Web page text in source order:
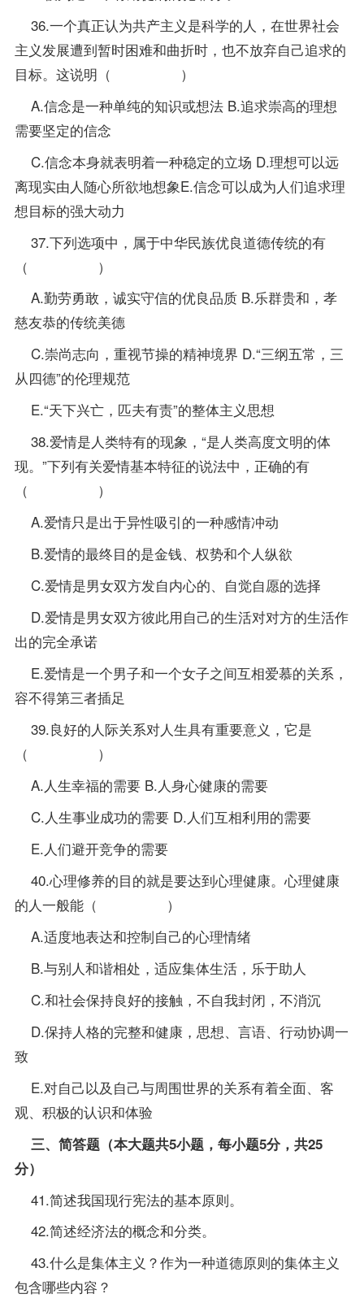
36.一个真正认为共产主义是科学的人，在世界社会
主义发展遭到暂时困难和曲折时，也不放弃自己追求的
目标。这说明（ ）
A.信念是一种单纯的知识或想法 B.追求崇高的理想
需要坚定的信念
C.信念本身就表明着一种稳定的立场 D.理想可以远
离现实由人随心所欲地想象E.信念可以成为人们追求理
想目标的强大动力
37.下列选项中，属于中华民族优良道德传统的有
（ ）
A.勤劳勇敢，诚实守信的优良品质 B.乐群贵和，孝
慈友恭的传统美德
C.崇尚志向，重视节操的精神境界 D.“三纲五常，三
从四德”的伦理规范
E.“天下兴亡，匹夫有责”的整体主义思想
38.爱情是人类特有的现象，“是人类高度文明的体
现。”下列有关爱情基本特征的说法中，正确的有
（ ）
A.爱情只是出于异性吸引的一种感情冲动
B.爱情的最终目的是金钱、权势和个人纵欲
C.爱情是男女双方发自内心的、自觉自愿的选择
D.爱情是男女双方彼此用自己的生活对对方的生活作
出的完全承诺
E.爱情是一个男子和一个女子之间互相爱慕的关系，
容不得第三者插足
39.良好的人际关系对人生具有重要意义，它是
（ ）
A.人生幸福的需要 B.人身心健康的需要
C.人生事业成功的需要 D.人们互相利用的需要
E.人们避开竞争的需要
40.心理修养的目的就是要达到心理健康。心理健康
的人一般能（ ）
A.适度地表达和控制自己的心理情绪
B.与别人和谐相处，适应集体生活，乐于助人
C.和社会保持良好的接触，不自我封闭，不消沉
D.保持人格的完整和健康，思想、言语、行动协调一
致
E.对自己以及自己与周围世界的关系有着全面、客
观、积极的认识和体验
三、简答题（本大题共5小题，每小题5分，共25
分）
41.简述我国现行宪法的基本原则。
42.简述经济法的概念和分类。
43.什么是集体主义？作为一种道德原则的集体主义
包含哪些内容？